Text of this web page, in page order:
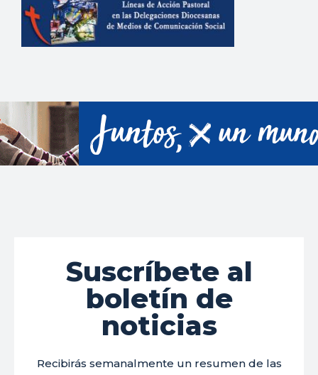
Suscríbete al
boletín de
noticias
Recibirás semanalmente un resumen de las